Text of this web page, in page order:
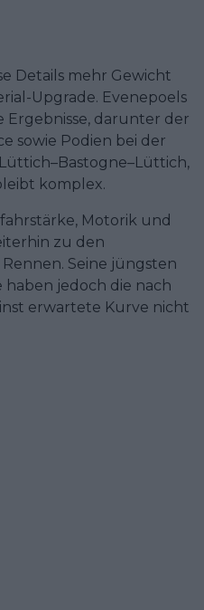
Details mehr Gewicht
Upgrade. Evenepoels
Ergebnisse, darunter der
sowie Podien bei der
komplex.
Motorik und
zu den
Seine jüngsten
jedoch die nach
erwartete Kurve nicht